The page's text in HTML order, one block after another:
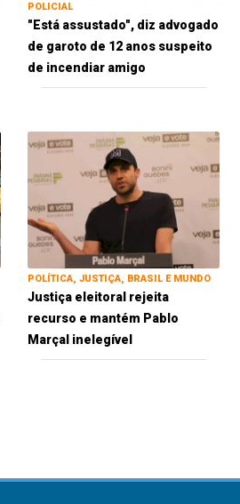
POLICIAL
"Está assustado", diz advogado
de garoto de 12 anos suspeito
de incendiar amigo
POLÍTICA, JUSTIÇA, BRASIL E MUNDO
Justiça eleitoral rejeita
recurso e mantém Pablo
Marçal inelegível